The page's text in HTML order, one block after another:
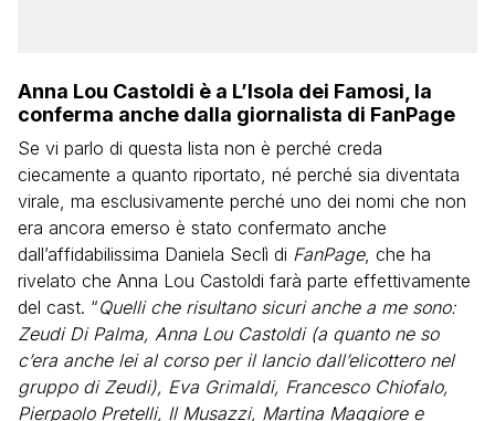
Anna Lou Castoldi è a L’Isola dei Famosi, la
conferma anche dalla giornalista di FanPage
Se vi parlo di questa lista non è perché creda
ciecamente a quanto riportato, né perché sia diventata
virale, ma esclusivamente perché uno dei nomi che non
era ancora emerso è stato confermato anche
dall’affidabilissima Daniela Seclì di FanPage, che ha
rivelato che Anna Lou Castoldi farà parte effettivamente
del cast. “Quelli che risultano sicuri anche a me sono:
Zeudi Di Palma, Anna Lou Castoldi (a quanto ne so
c’era anche lei al corso per il lancio dall’elicottero nel
gruppo di Zeudi), Eva Grimaldi, Francesco Chiofalo,
Pierpaolo Pretelli, Il Musazzi, Martina Maggiore e